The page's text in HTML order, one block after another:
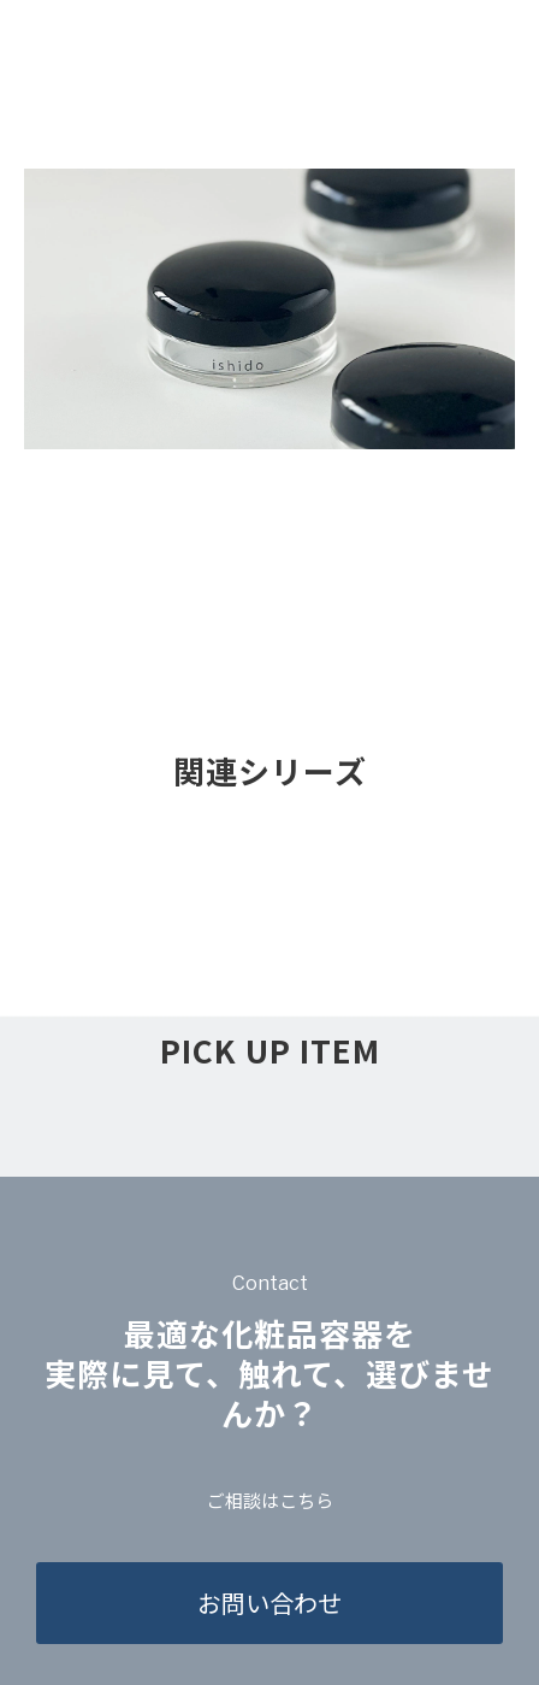
関連シリーズ
PICK UP ITEM
Contact
最適な化粧品容器を
実際に見て、触れて、選びませ
んか？
ご相談はこちら
お問い合わせ